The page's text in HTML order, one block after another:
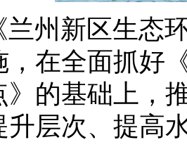
州新区生态
，在全面抓好
》的基础上，
升层次、提高